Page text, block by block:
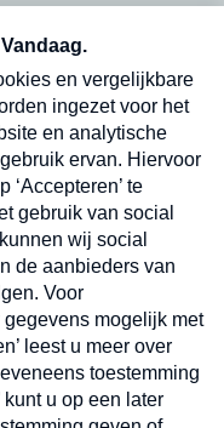
op onze
in
Verzend
op onze